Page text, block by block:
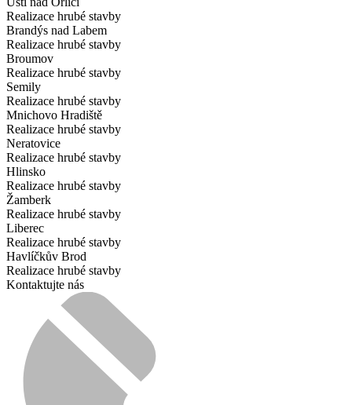
Realizace hrubé stavby
Brandýs nad Labem
Realizace hrubé stavby
Broumov
Realizace hrubé stavby
Semily
Realizace hrubé stavby
Mnichovo Hradiště
Realizace hrubé stavby
Neratovice
Realizace hrubé stavby
Hlinsko
Realizace hrubé stavby
Žamberk
Realizace hrubé stavby
Liberec
Realizace hrubé stavby
Havlíčkův Brod
Realizace hrubé stavby
Kontaktujte nás